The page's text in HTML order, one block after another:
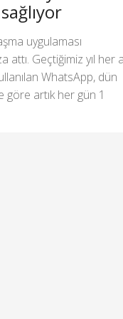
uygulaması
Geçtiğimiz yıl her
WhatsApp, dün
artık her gün 1